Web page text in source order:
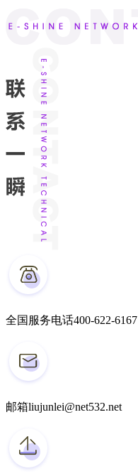
全国服务电话400-622-6167
邮箱liujunlei@net532.net